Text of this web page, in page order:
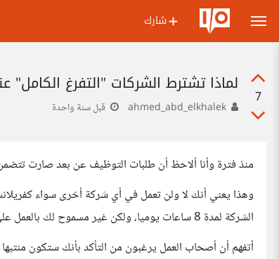
شارك
7
لماذا تشترط الشركات "التفرغ الكامل"
قبل سنة واحدة
منذ فترة وأنا ألاحظ أن طلبات التوظيف عن بعد صارت
وهذا يعني أنك لا ولن تعمل في أي شركة أخرى سواء
الشركة لمدة 8 ساعات يوميا، ولكن غير مسموح لك بالعمل على أي مشاريع أخرى خارجية.
أتفهم أن أصحاب العمل يرغبون من التأكد بأنك ستكون